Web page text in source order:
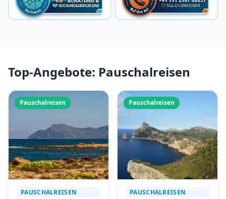
Top-Angebote: Pauschalreisen
Pauschalreisen
PAUSCHALREISEN
Pauschalreisen
PAUSCHALREISEN